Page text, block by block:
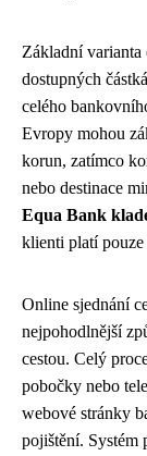
Základní varianta
dostupných
celého
Evropy mohou
korun, zatímco
nebo destinace
Equa Bank
klienti platí pouze
Online sjednání
nejpohodlnější
cestou. Celý
pobočky nebo
webové stránky
pojištění. Systém